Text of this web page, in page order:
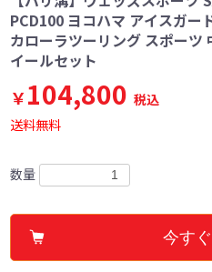
PCD100 ヨコハマ アイスガー
カローラツーリング スポーツ
イールセット
￥104,800 税込
送料無料
数量
今す